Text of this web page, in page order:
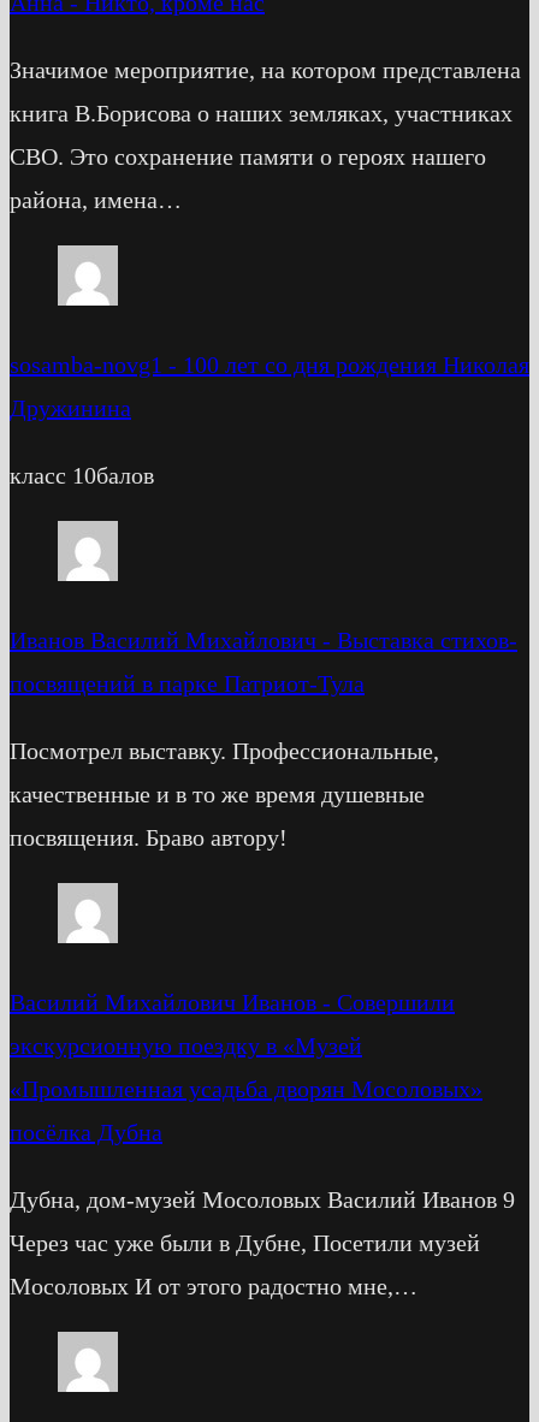
Значимое мероприятие, на котором представлена
книга В.Борисова о наших земляках, участниках
СВО. Это сохранение памяти о героях нашего
района, имена…
sosamba-novg1 - 100 лет со дня рождения Николая
Дружинина
класс 10балов
Иванов Василий Михайлович - Выставка стихов-
посвящений в парке Патриот-Тула
Посмотрел выставку. Профессиональные,
качественные и в то же время душевные
посвящения. Браво автору!
Василий Михайлович Иванов - Cовершили
экскурсионную поездку в «Музей
«Промышленная усадьба дворян Мосоловых»
посёлка Дубна
Дубна, дом-музей Мосоловых Василий Иванов 9
Через час уже были в Дубне, Посетили музей
Мосоловых И от этого радостно мне,…